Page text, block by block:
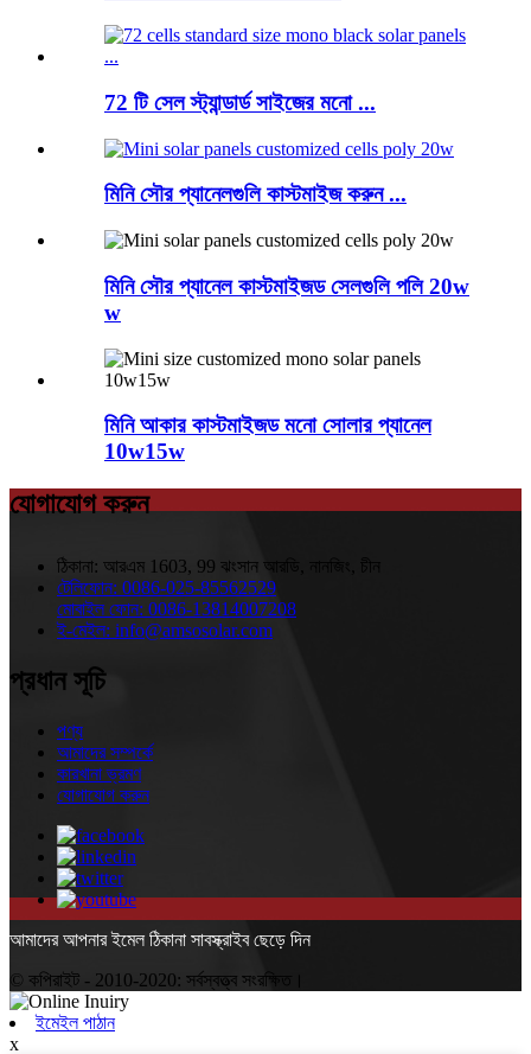
72 টি সেল স্ট্যান্ডার্ড সাইজের মনো ...
মিনি সৌর প্যানেলগুলি কাস্টমাইজ করুন ...
মিনি সৌর প্যানেল কাস্টমাইজড সেলগুলি পলি 20w
w
মিনি আকার কাস্টমাইজড মনো সোলার প্যানেল
10w15w
যোগাযোগ করুন
ঠিকানা: আরএম 1603, 99 ঝংসান আরডি, নানজিং, চীন
টেলিফোন: 0086-025-85562529
মোবাইল ফোন: 0086-13814007208
ই-মেইল: info@amsosolar.com
প্রধান সূচি
পণ্য
আমাদের সম্পর্কে
কারখানা ভ্রমণ
যোগাযোগ করুন
আমাদের আপনার ইমেল ঠিকানা সাবস্ক্রাইব ছেড়ে দিন
© কপিরাইট - 2010-2020: সর্বস্বত্ত্ব সংরক্ষিত।
ইমেইল পাঠান
x